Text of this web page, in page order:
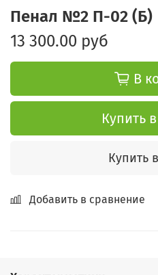
Пенал №2 П-02 (Б)
13 300.00 руб
В
Купить
Купить
Добавить в сравнение